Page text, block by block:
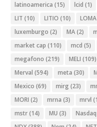
latinoamerica (15) lcid (1)
LIT (10) LITIO (10) LOMA
luxemburgo (2) MA(2)
market cap (110) mcd (5)
megafono (219) MELI (109)
Merval (594) meta (30)
Mexico (69) mirg (23)
MORI (2) mrna (3) mrvl
mstr(14) MU (3)